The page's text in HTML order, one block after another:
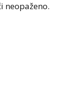
neopaženo.